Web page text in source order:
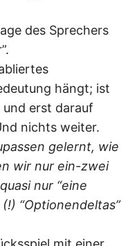
des Sprechers
hängt; ist
erst darauf
nichts weiter.
gelernt, wie
wir nur ein-zwei
nur “eine
“Optionendeltas”